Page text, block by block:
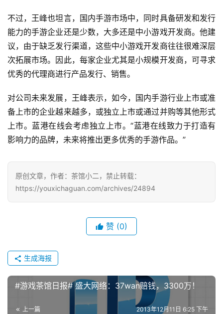
游
茶
对
接
会
上
海
站
中
不过，王峰也坦言，国内手游市场中，同时具备研发和发行
能力的手游企业还是少数，大多还是中小游戏开发商。他建
议，由于缺乏发行渠道，这些中小游戏开发商往往很难深层
次拓展市场。因此，每家企业尤其是小规模开发商，可寻求
优秀的代理商进行产品发行、销售。
对公司未来发展，王峰表示，如今，国内手游行业上市或准
备上市的企业越来越多，或独立上市或通过并购等其他形式
上市。蓝港在线会考虑独立上市。“蓝港在线致力于打造有
影响力的品牌，未来将推出更多优秀的手游作品。”
原创文章，作者：茶馆小二，禁止转载：
https://youxichaguan.com/archives/24894
赞 (0)
生成海报
#游戏茶馆日报# 盛大网络：37wan赔钱，3300万！
上一篇 2013年12月11日 6:25 下午